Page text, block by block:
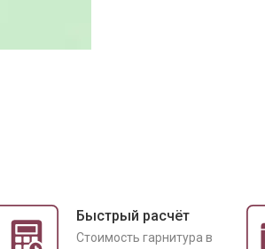
Быстрый расчёт
Cтоимость гарнитура в